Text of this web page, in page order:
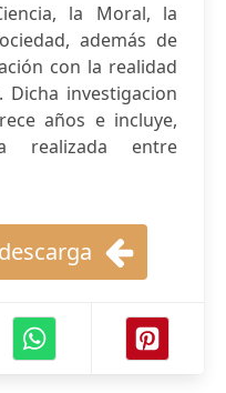
la Moral, la
además de
con la realidad
investigacion
años e incluye,
realizada entre